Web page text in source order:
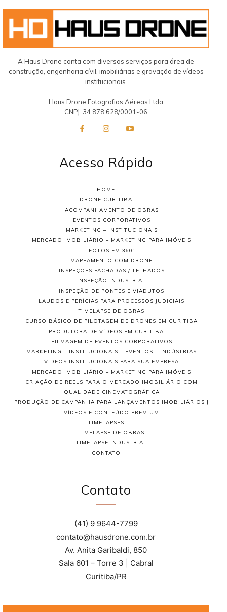
A Haus Drone conta com diversos serviços para área de
construção, engenharia cívil, imobiliárias e gravação de vídeos
institucionais.
Haus Drone Fotografias Aéreas Ltda
CNPJ: 34.878.628/0001-06
Acesso Rápido
HOME
DRONE CURITIBA
ACOMPANHAMENTO DE OBRAS
EVENTOS CORPORATIVOS
MARKETING – INSTITUCIONAIS
MERCADO IMOBILIÁRIO – MARKETING PARA IMÓVEIS
FOTOS EM 360°
MAPEAMENTO COM DRONE
INSPEÇÕES FACHADAS / TELHADOS
INSPEÇÃO INDUSTRIAL
INSPEÇÃO DE PONTES E VIADUTOS
LAUDOS E PERÍCIAS PARA PROCESSOS JUDICIAIS
TIMELAPSE DE OBRAS
CURSO BÁSICO DE PILOTAGEM DE DRONES EM CURITIBA
PRODUTORA DE VÍDEOS EM CURITIBA
FILMAGEM DE EVENTOS CORPORATIVOS
MARKETING – INSTITUCIONAIS – EVENTOS – INDÚSTRIAS
VIDEOS INSTITUCIONAIS PARA SUA EMPRESA
MERCADO IMOBILIÁRIO – MARKETING PARA IMÓVEIS
CRIAÇÃO DE REELS PARA O MERCADO IMOBILIÁRIO COM
QUALIDADE CINEMATOGRÁFICA
PRODUÇÃO DE CAMPANHA PARA LANÇAMENTOS IMOBILIÁRIOS |
VÍDEOS E CONTEÚDO PREMIUM
TIMELAPSES
TIMELAPSE DE OBRAS
TIMELAPSE INDUSTRIAL
CONTATO
Contato
(41) 9 9644-7799
contato@hausdrone.com.br
Av. Anita Garibaldi, 850
Sala 601 – Torre 3 | Cabral
Curitiba/PR